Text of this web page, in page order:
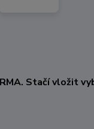
Stačí vložit